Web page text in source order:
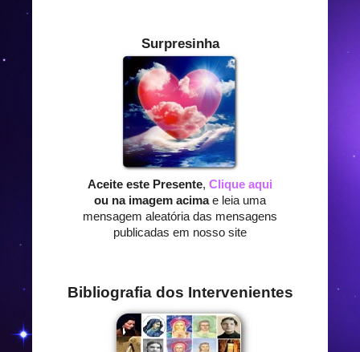
Surpresinha
Aceite este Presente, Clique aqui
ou na imagem acima e leia uma
mensagem aleatória das mensagens
publicadas em nosso site
Bibliografia dos Intervenientes